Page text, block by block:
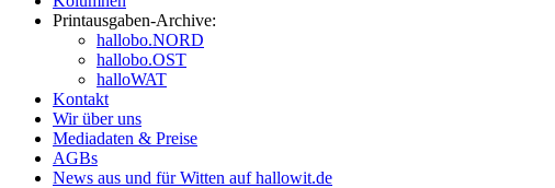
Printausgaben-Archive:
hallobo.NORD
hallobo.OST
halloWAT
Kontakt
Wir über uns
Mediadaten & Preise
AGBs
News aus und für Witten auf hallowit.de